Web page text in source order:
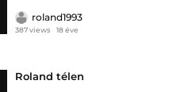
roland1993
387 views 18 éve
Roland télen